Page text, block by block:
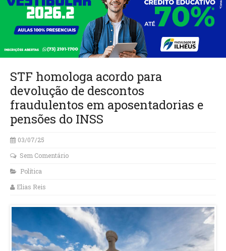
STF homologa acordo para
devolução de descontos
fraudulentos em aposentadorias e
pensões do INSS
03/07/25
Sem Comentário
Política
Elias Reis